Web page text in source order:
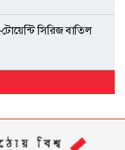
সিরিজ বাতিল